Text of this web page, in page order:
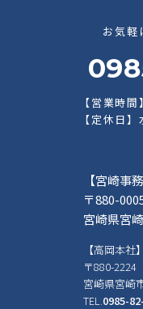
お気軽
【営業時
【定休日
【宮崎事
〒880-
宮崎県宮
【高岡本社】
〒880-2224
宮崎県宮崎
TEL. 0985-